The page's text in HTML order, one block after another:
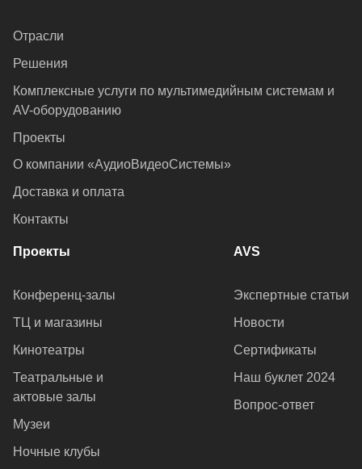
Отрасли
Решения
Комплексные услуги по мультимедийным системам и
AV-оборудованию
Проекты
О компании «АудиоВидеоСистемы»
Доставка и оплата
Контакты
Проекты
Конференц-залы
ТЦ и магазины
Кинотеатры
Театральные и
актовые залы
Музеи
Ночные клубы
AVS
Экспертные статьи
Новости
Сертификаты
Наш буклет 2024
Вопрос-ответ